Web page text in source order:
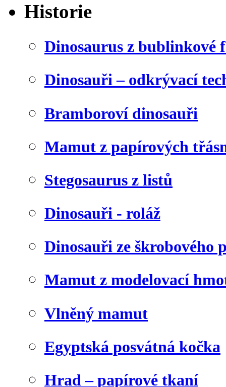
Historie
Dinosaurus z bublinkové
Dinosauři – odkrývací
Bramboroví dinosauři
Mamut z papírových
Stegosaurus z listů
Dinosauři - roláž
Dinosauři ze škrobového
Mamut z modelovací
Vlněný mamut
Egyptská posvátná kočka
Hrad – papírové tkaní